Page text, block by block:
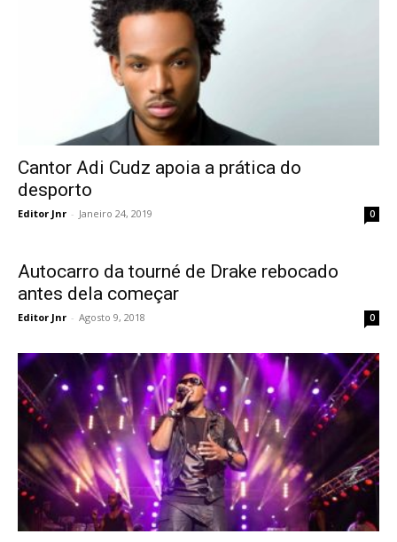
Cantor Adi Cudz apoia a prática do
desporto
Editor Jnr - Janeiro 24, 2019 0
Autocarro da tourné de Drake rebocado
antes dela começar
Editor Jnr - Agosto 9, 2018 0